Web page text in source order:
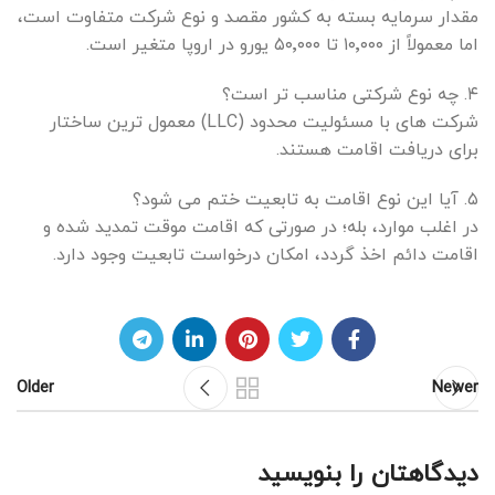
مقدار سرمایه بسته به کشور مقصد و نوع شرکت متفاوت است،
اما معمولاً از ۱۰٬۰۰۰ تا ۵۰٬۰۰۰ یورو در اروپا متغیر است.
۴. چه نوع شرکتی مناسب تر است؟
شرکت های با مسئولیت محدود (LLC) معمول ترین ساختار
برای دریافت اقامت هستند.
۵. آیا این نوع اقامت به تابعیت ختم می شود؟
در اغلب موارد، بله؛ در صورتی که اقامت موقت تمدید شده و
اقامت دائم اخذ گردد، امکان درخواست تابعیت وجود دارد.
Newer
Older
دیدگاهتان را بنویسید